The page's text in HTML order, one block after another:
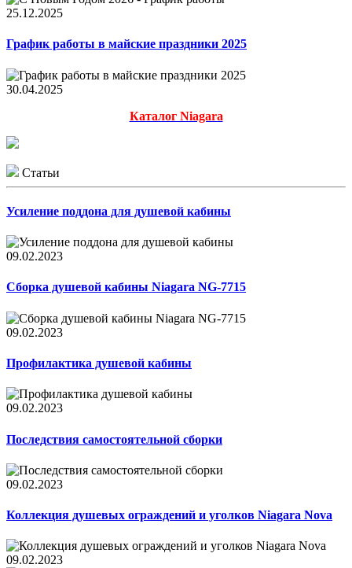
25.12.2025
График работы в майские праздники 2025
30.04.2025
Каталог Niagara
Статьи
Усиление поддона для душевой кабины
09.02.2023
Сборка душевой кабины Niagara NG-7715
09.02.2023
Профилактика душевой кабины
09.02.2023
Последствия самостоятельной сборки
09.02.2023
Коллекция душевых ограждений и уголков Niagara Nova
09.02.2023